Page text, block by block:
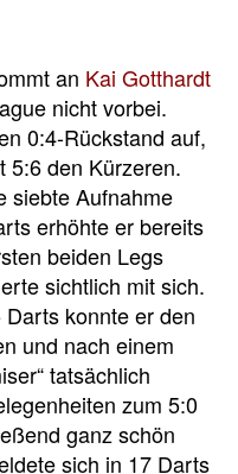
an Kai Gotthardt
nicht vorbei.
0:4-Rückstand auf,
5:6 den Kürzeren.
siebte Aufnahme
erhöhte er bereits
beiden Legs
sichtlich mit sich.
konnte er den
und nach einem
tatsächlich
zum 5:0
ganz schön
sich in 17 Darts